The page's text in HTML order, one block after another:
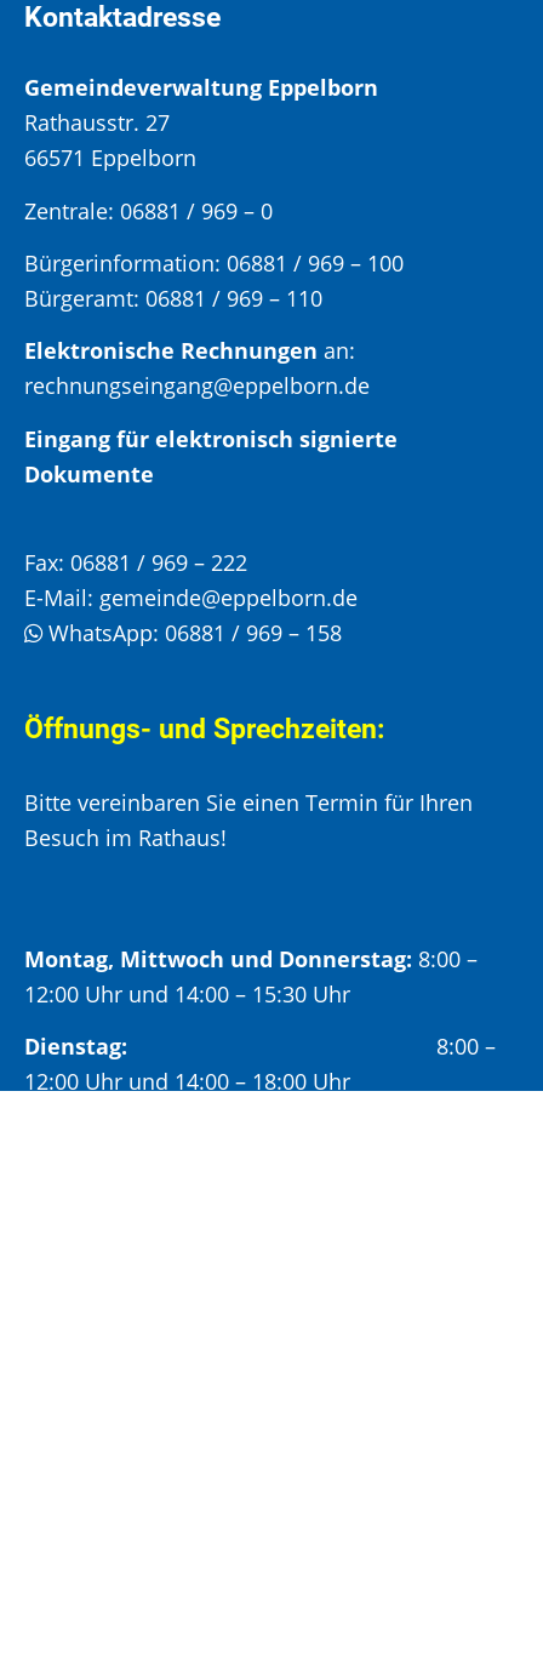
Kontaktadresse
Gemeindeverwaltung Eppelborn
Rathausstr. 27
66571 Eppelborn
Zentrale: 06881 / 969 – 0
Bürgerinformation: 06881 / 969 – 100
Bürgeramt: 06881 / 969 – 110
Elektronische Rechnungen an:
rechnungseingang@eppelborn.de
Eingang für elektronisch signierte
Dokumente
Fax: 06881 / 969 – 222
E-Mail: gemeinde@eppelborn.de
WhatsApp: 06881 / 969 – 158
Öffnungs- und Sprechzeiten:
Bitte vereinbaren Sie einen Termin für Ihren
Besuch im Rathaus!
Montag, Mittwoch und Donnerstag: 8:00 –
12:00 Uhr und 14:00 – 15:30 Uhr
Dienstag: 8:00 –
12:00 Uhr und 14:00 – 18:00 Uhr